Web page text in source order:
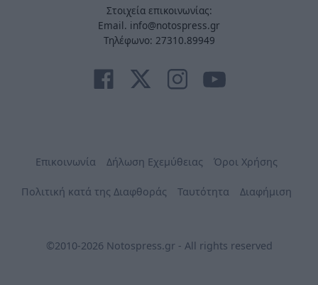
Στοιχεία επικοινωνίας:
Email. info@notospress.gr
Τηλέφωνο: 27310.89949
Επικοινωνία Δήλωση Εχεμύθειας Όροι Χρήσης
Πολιτική κατά της Διαφθοράς Ταυτότητα Διαφήμιση
©2010-2026 Notospress.gr - All rights reserved